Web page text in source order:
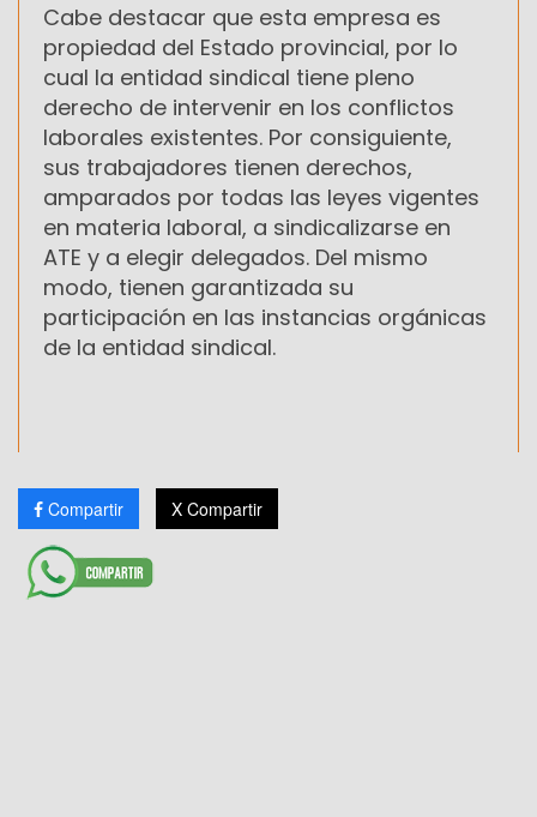
Cabe destacar que esta empresa es
propiedad del Estado provincial, por lo
cual la entidad sindical tiene pleno
derecho de intervenir en los conflictos
laborales existentes. Por consiguiente,
sus trabajadores tienen derechos,
amparados por todas las leyes vigentes
en materia laboral, a sindicalizarse en
ATE y a elegir delegados. Del mismo
modo, tienen garantizada su
participación en las instancias orgánicas
de la entidad sindical.
Compartir X Compartir